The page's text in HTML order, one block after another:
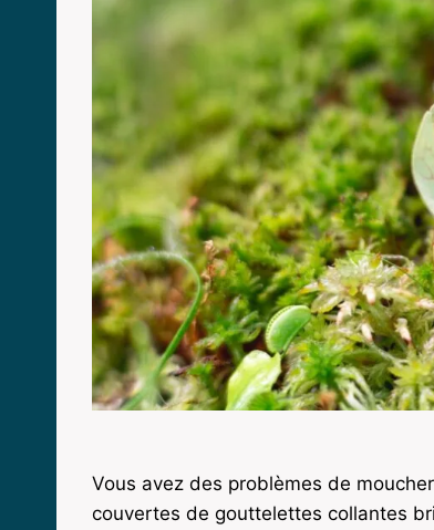
Vous avez des problèmes de
couvertes de gouttelettes collantes